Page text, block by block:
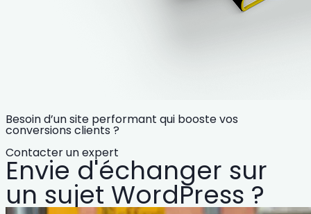
Besoin d’un site performant qui booste vos
conversions clients ?
Contacter un expert
Envie d'échanger sur
un sujet WordPress ?